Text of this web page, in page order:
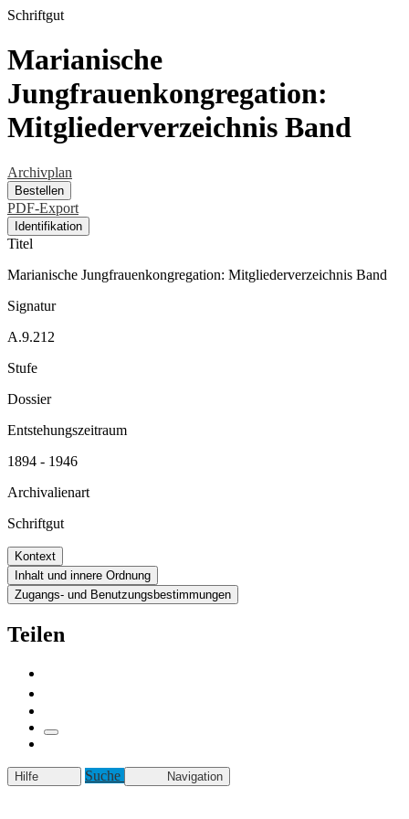
Schriftgut
Marianische
Jungfrauenkongregation:
Mitgliederverzeichnis Band
Archivplan
Bestellen
PDF-Export
Identifikation
Titel
Marianische Jungfrauenkongregation: Mitgliederverzeichnis Band
Signatur
A.9.212
Stufe
Dossier
Entstehungszeitraum
1894 - 1946
Archivalienart
Schriftgut
Kontext
Inhalt und innere Ordnung
Zugangs- und Benutzungsbestimmungen
Teilen
Hilfe Suche Navigation